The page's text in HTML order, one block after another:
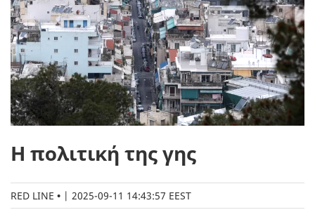
Η πολιτική της γης
RED LINE | 2025-09-11 14:43:57 EEST